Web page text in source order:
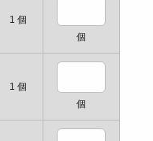
1 個
個
1 個
個